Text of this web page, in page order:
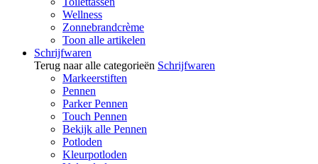
Wellness
Zonnebrandcrème
Toon alle artikelen
Schrijfwaren
Terug naar alle categorieën Schrijfwaren
Markeerstiften
Pennen
Parker Pennen
Touch Pennen
Bekijk alle Pennen
Potloden
Kleurpotloden